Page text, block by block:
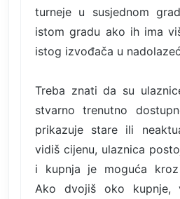
turneje u susjednom
istom gradu ako ih ima
istog izvođača u
Treba znati da su
stvarno trenutno
prikazuje stare ili
vidiš cijenu, ulaznica
i kupnja je moguća
Ako dvojiš oko kupnje,